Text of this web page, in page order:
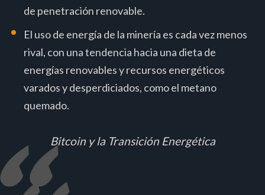
de penetración renovable.
El uso de energía de la minería es cada vez menos
rival, con una tendencia hacia una dieta de
energías renovables y recursos energéticos
varados y desperdiciados, como el metano
quemado.
Bitcoin y la Transición Energética